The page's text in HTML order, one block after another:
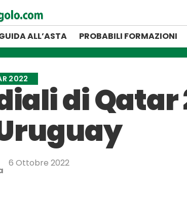
ALL’ASTA PROBABILI FORMAZIONI
2022
di Qatar
6 Ottobre 2022